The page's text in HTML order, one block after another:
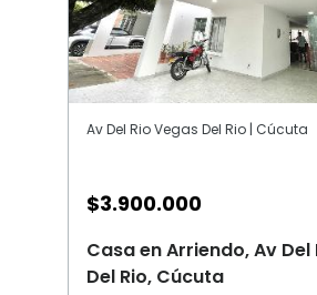
Av Del Rio Vegas Del Rio | Cúcuta
$3.900.000
Casa en Arriendo, Av Del
Del Rio, Cúcuta